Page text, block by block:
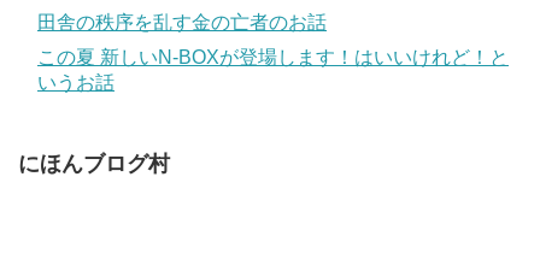
田舎の秩序を乱す金の亡者のお話
この夏 新しいN-BOXが登場します！はいいけれど！と
いうお話
にほんブログ村